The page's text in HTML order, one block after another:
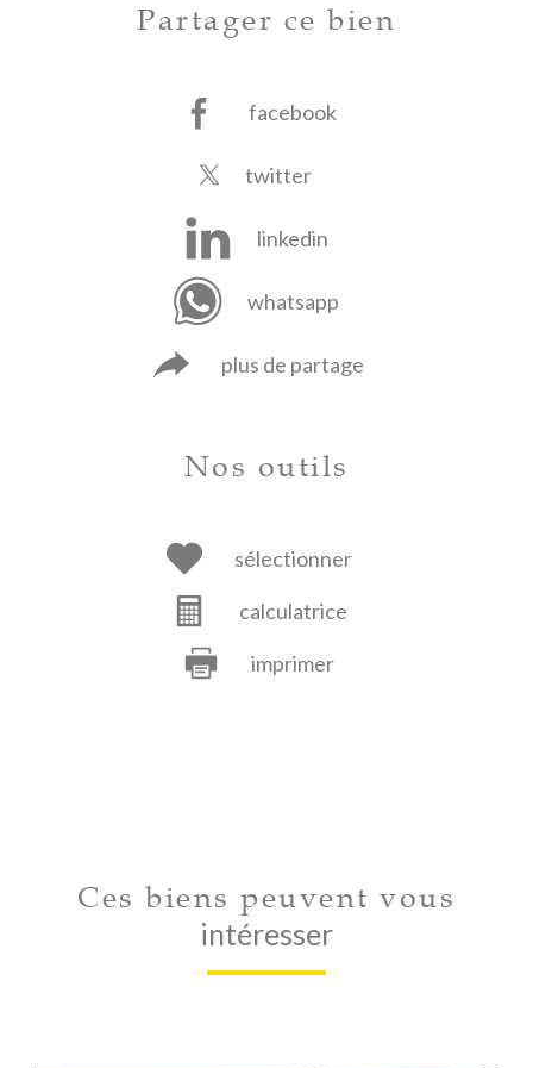
Partager ce bien
facebook
twitter
linkedin
whatsapp
plus de partage
Nos outils
sélectionner
calculatrice
imprimer
Ces biens peuvent vous
intéresser